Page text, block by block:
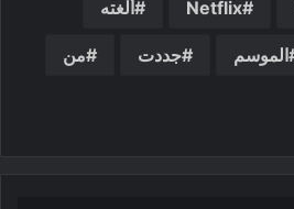
Netflix ألغته
الموسم جددت من